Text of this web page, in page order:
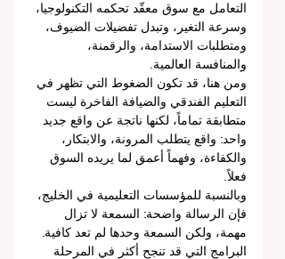
التعامل مع سوق معقّد تحكمه التكنولوجيا،
وسرعة التغير، وتبدل تفضيلات الضيوف،
ومتطلبات الاستدامة، والرقمنة،
والمنافسة العالمية.
ومن هنا، قد تكون الضغوط التي تظهر في
التعليم الفندقي والضيافة الفاخرة ليست
متطابقة تماماً، لكنها ناتجة عن واقع جديد
واحد: واقع يتطلب المرونة، والابتكار،
والكفاءة، وفهماً أعمق لما يريده السوق
فعلاً.
وبالنسبة للمؤسسات التعليمية في الخليج،
فإن الرسالة واضحة: السمعة لا تزال
مهمة، ولكن السمعة وحدها لم تعد كافية.
البرامج التي قد تنجح أكثر في المرحلة